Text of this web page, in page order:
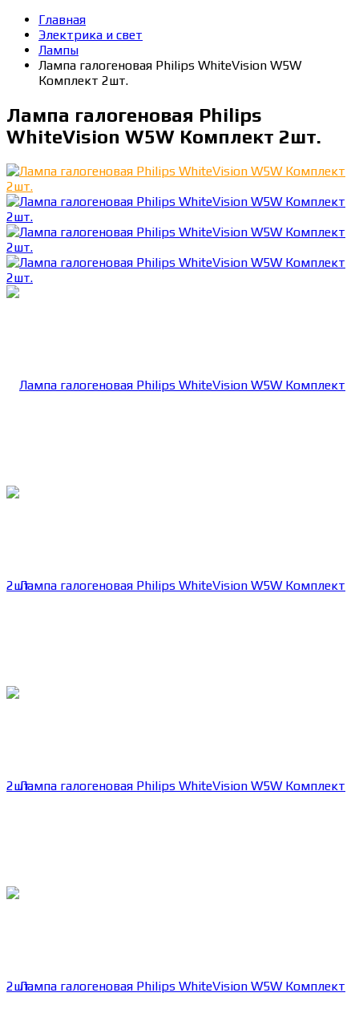
Главная
Электрика и свет
Лампы
Лампа галогеновая Philips WhiteVision W5W
Комплект 2шт.
Лампа галогеновая Philips
WhiteVision W5W Комплект 2шт.